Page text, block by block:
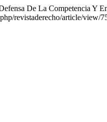
De La Competencia Y
revistaderecho/article/view/